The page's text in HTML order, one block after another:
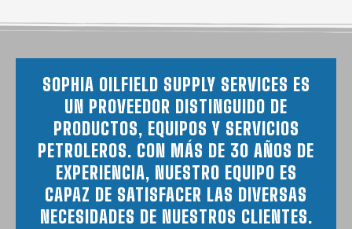
SOPHIA OILFIELD SUPPLY SERVICES ES
UN PROVEEDOR DISTINGUIDO DE
PRODUCTOS, EQUIPOS Y SERVICIOS
PETROLEROS. CON MÁS DE 30 AÑOS DE
EXPERIENCIA, NUESTRO EQUIPO ES
CAPAZ DE SATISFACER LAS DIVERSAS
NECESIDADES DE NUESTROS CLIENTES.